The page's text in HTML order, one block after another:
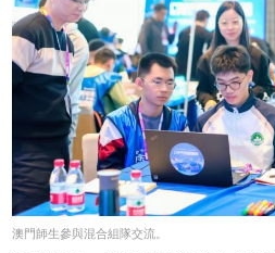
澳門師生參與混合組隊交流。